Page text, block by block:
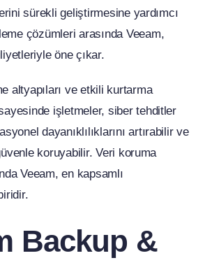
sürekli geliştirmesine yardımcı
çözümleri arasında Veeam,
öne çıkar.
altyapıları ve etkili kurtarma
işletmeler, siber tehditler
dayanıklılıklarını artırabilir ve
koruyabilir. Veri koruma
Veeam, en kapsamlı
Backup &